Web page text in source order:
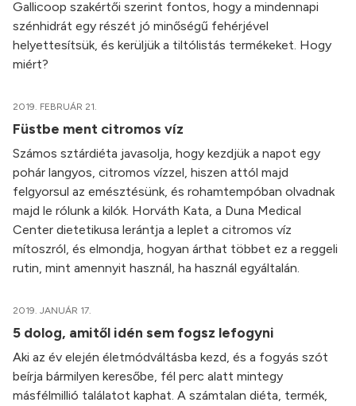
Gallicoop szakértői szerint fontos, hogy a mindennapi
szénhidrát egy részét jó minőségű fehérjével
helyettesítsük, és kerüljük a tiltólistás termékeket. Hogy
miért?
2019. FEBRUÁR 21.
Füstbe ment citromos víz
Számos sztárdiéta javasolja, hogy kezdjük a napot egy
pohár langyos, citromos vízzel, hiszen attól majd
felgyorsul az emésztésünk, és rohamtempóban olvadnak
majd le rólunk a kilók. Horváth Kata, a Duna Medical
Center dietetikusa lerántja a leplet a citromos víz
mítoszról, és elmondja, hogyan árthat többet ez a reggeli
rutin, mint amennyit használ, ha használ egyáltalán.
2019. JANUÁR 17.
5 dolog, amitől idén sem fogsz lefogyni
Aki az év elején életmódváltásba kezd, és a fogyás szót
beírja bármilyen keresőbe, fél perc alatt mintegy
másfélmillió találatot kaphat. A számtalan diéta, termék,